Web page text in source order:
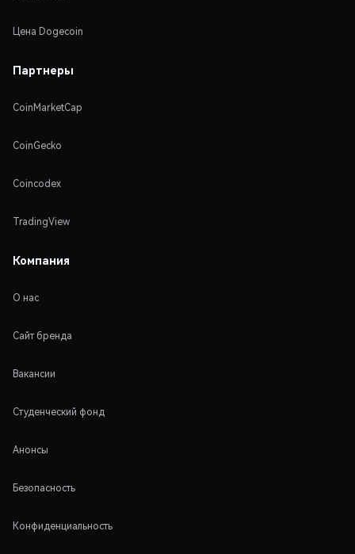
Цена Dogecoin
Партнеры
CoinMarketCap
CoinGecko
Coincodex
TradingView
Компания
О нас
Сайт бренда
Вакансии
Студенческий фонд
Анонсы
Безопасность
Конфиденциальность